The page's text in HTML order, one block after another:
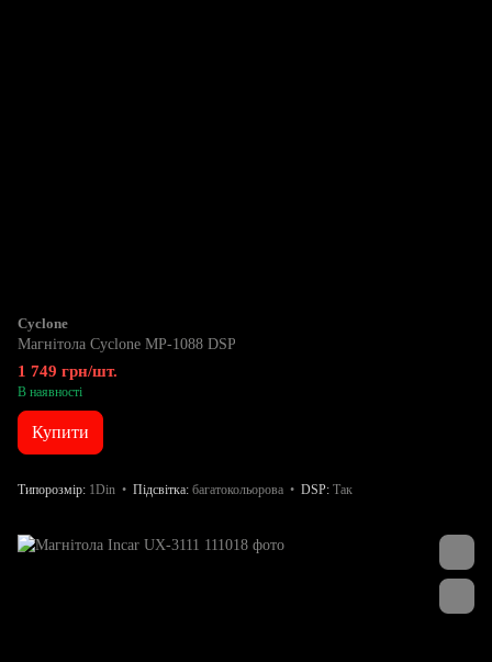
Cyclone
Магнітола Cyclone MP-1088 DSP
1 749 грн/шт.
В наявності
Купити
Типорозмір 1Din Підсвітка багатокольорова DSP Так